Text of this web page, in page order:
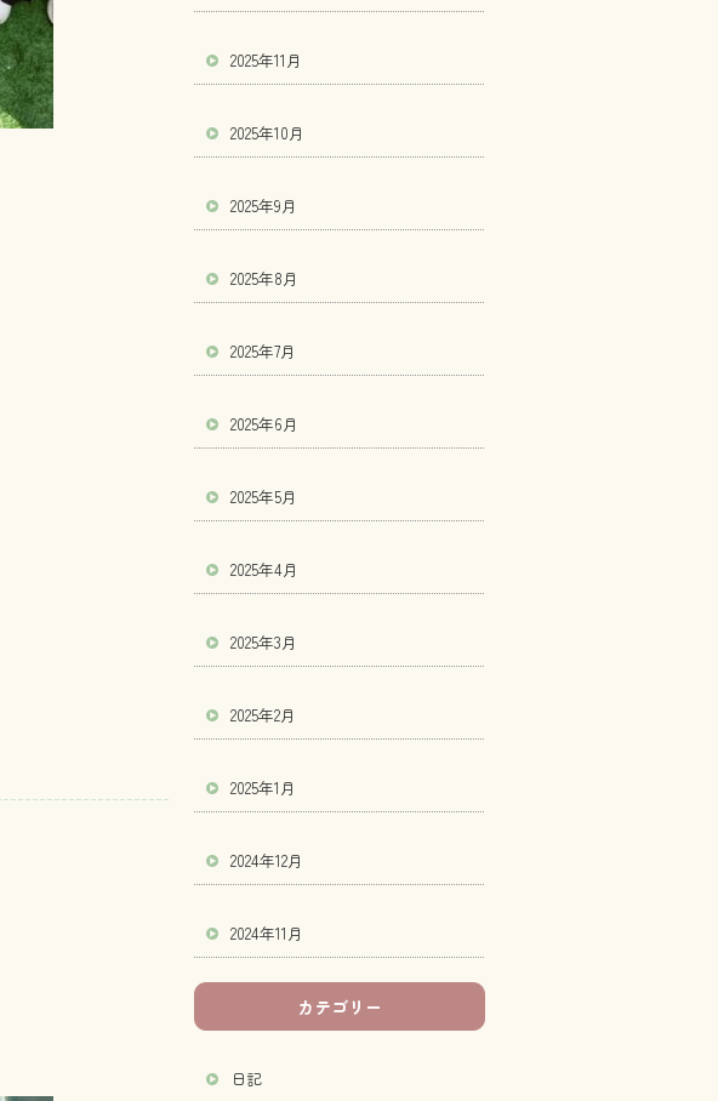
2025年11月
2025年10月
2025年9月
2025年8月
2025年7月
2025年6月
2025年5月
2025年4月
2025年3月
2025年2月
2025年1月
2024年12月
2024年11月
カテゴリー
日記